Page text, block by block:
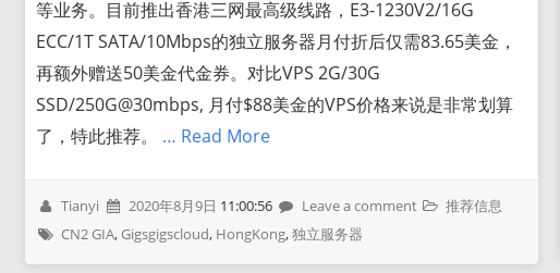
等业务。目前推出香港三网最高级线路，E3-1230V2/16G
ECC/1T SATA/10Mbps的独立服务器月付折后仅需83.65美金，
再额外赠送50美金代金券。对比VPS 2G/30G
SSD/250G@30mbps, 月付$88美金的VPS价格来说是非常划算
了，特此推荐。 … Read More
Tianyi 2020年8月9日 11:00:56 Leave a comment
推荐信息
CN2 GIA, Gigsgigscloud, HongKong,独立服务器